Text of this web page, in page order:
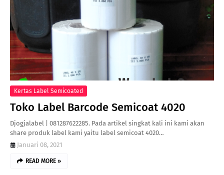
Kertas Label Semicoated
Toko Label Barcode Semicoat 4020
Djogjalabel | 081287622285. Pada artikel singkat kali ini kami akan
share produk label kami yaitu label semicoat 4020…
Januari 08, 2021
READ MORE »